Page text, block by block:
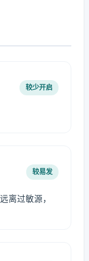
较少开启
较易发
离过敏源，